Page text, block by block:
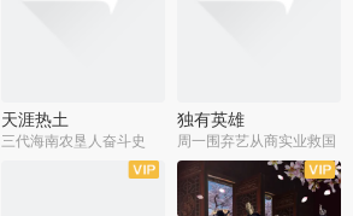
天涯热土
三代海南农垦人奋斗史
独有英雄
周一围弃艺从商实业救国
全51集